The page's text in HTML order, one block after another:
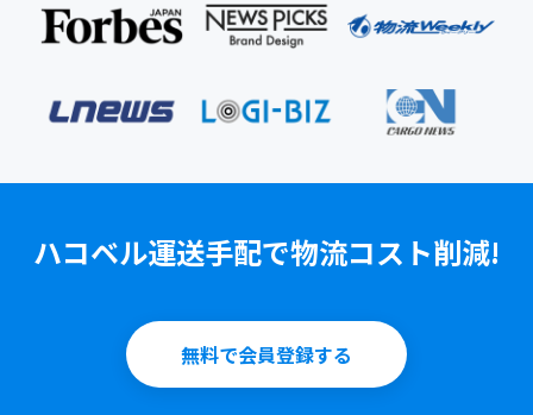
ハコベル運送手配で物流コスト削減!
無料で会員登録する